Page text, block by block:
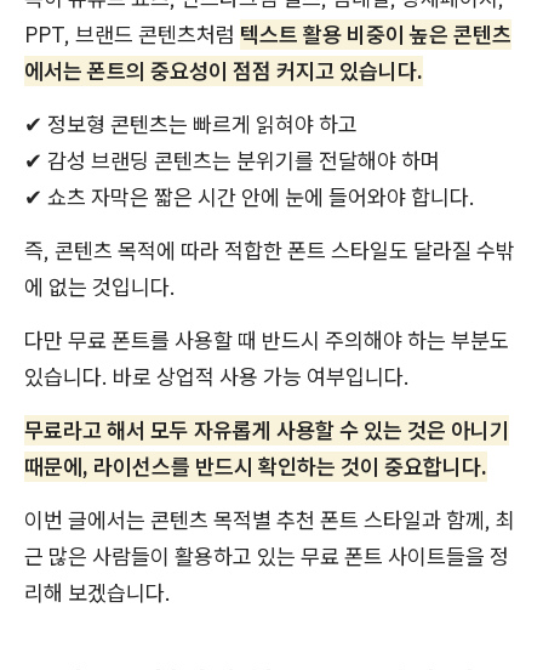
PPT, 브랜드 콘텐츠처럼 텍스트 활용 비중이 높은 콘텐츠
에서는 폰트의 중요성이 점점 커지고 있습니다.
✔ 정보형 콘텐츠는 빠르게 읽혀야 하고
✔ 감성 브랜딩 콘텐츠는 분위기를 전달해야 하며
✔ 쇼츠 자막은 짧은 시간 안에 눈에 들어와야 합니다.
즉, 콘텐츠 목적에 따라 적합한 폰트 스타일도 달라질 수밖
에 없는 것입니다.
다만 무료 폰트를 사용할 때 반드시 주의해야 하는 부분도
있습니다. 바로 상업적 사용 가능 여부입니다.
무료라고 해서 모두 자유롭게 사용할 수 있는 것은 아니기
때문에, 라이선스를 반드시 확인하는 것이 중요합니다.
이번 글에서는 콘텐츠 목적별 추천 폰트 스타일과 함께, 최
근 많은 사람들이 활용하고 있는 무료 폰트 사이트들을 정
리해 보겠습니다.